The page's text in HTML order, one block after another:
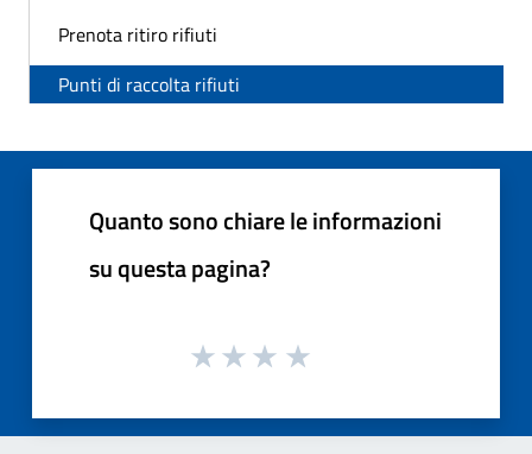
Prenota ritiro rifiuti
Punti di raccolta rifiuti
Quanto sono chiare le informazioni
su questa pagina?